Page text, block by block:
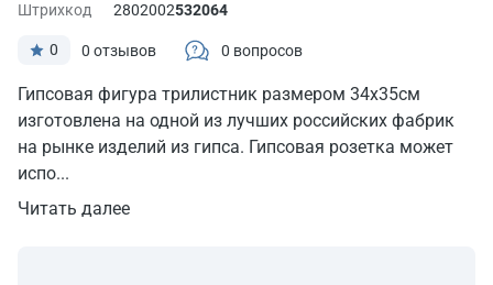
0 0 отзывов 0 вопросов
Штрихкод 2802002532064
Гипсовая фигура трилистник размером 34х35см
изготовлена на одной из лучших российских фабрик
на рынке изделий из гипса. Гипсовая розетка может
испо...
Читать далее